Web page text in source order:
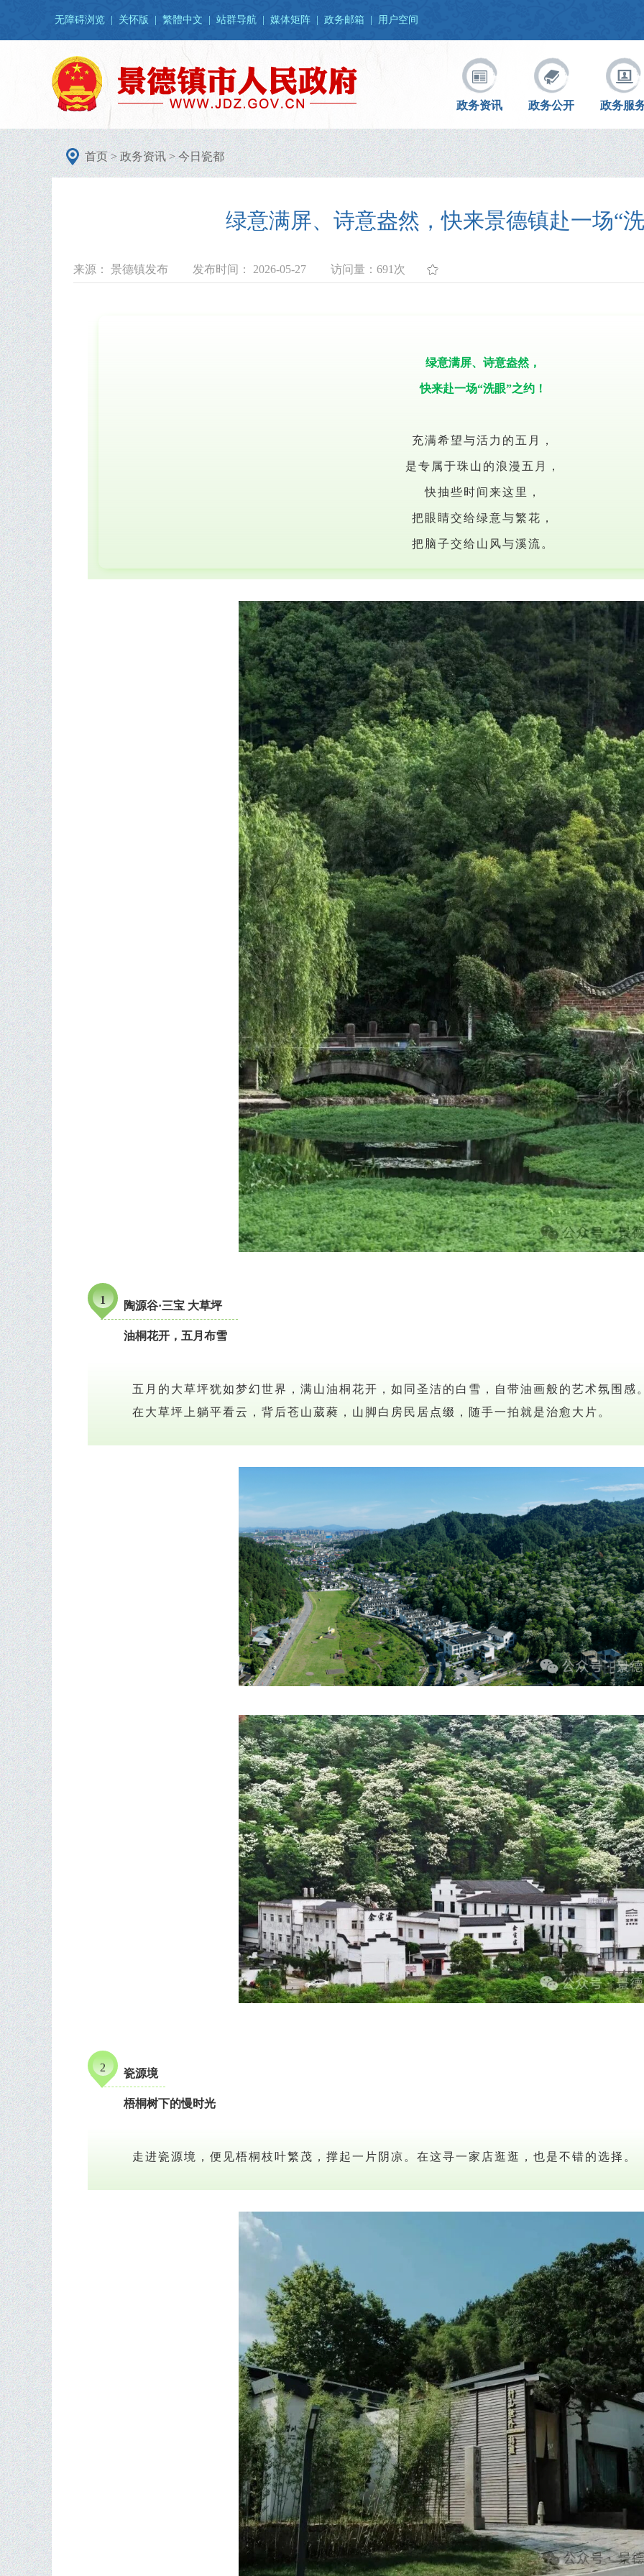
无障碍浏览 关怀版 繁體中文 站群导航 媒体矩阵 政务邮箱 用户空间
政务资讯 政务公开 政务服
首页>政务资讯>今日瓷都
绿意满屏、诗意盎然，快来景德镇赴一场“
来源： 景德镇发布 发布时间： 2026-05-27 访问量： 691次
绿意满屏、诗意盎然，
快来赴一场“洗眼”之约！
充满希望与活力的五月，
是专属于珠山的浪漫五月，
快抽些时间来这里，
把眼睛交给绿意与繁花，
把脑子交给山风与溪流。
1 陶源谷·三宝 大草坪
油桐花开，五月布雪
五月的大草坪犹如梦幻世界，满山油桐花开，如同圣洁的白雪，自带油画般的艺术氛围感
在大草坪上躺平看云，背后苍山葳蕤，山脚白房民居点缀，随手一拍就是治愈大片。
2 瓷源境
梧桐树下的慢时光
走进瓷源境，便见梧桐枝叶繁茂，撑起一片阴凉。在这寻一家店逛逛，也是不错的选择。